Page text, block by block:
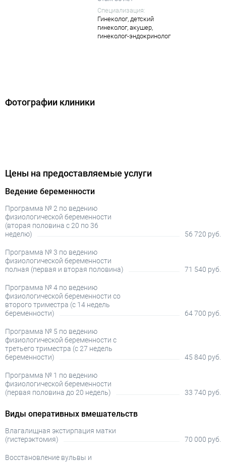
Специализация:
Гинеколог, детский
гинеколог, акушер,
гинеколог-эндокринолог
Фотографии клиники
Цены на предоставляемые услуги
Ведение беременности
Программа № 2 по ведению
физиологической беременности
(вторая половина с 20 по 36
неделю)
56 720 руб.
Программа № 3 по ведению
физиологической беременности
полная (первая и вторая половина)
71 540 руб.
Программа № 4 по ведению
физиологической беременности со
второго триместра (с 14 недель
беременности)
64 700 руб.
Программа № 5 по ведению
физиологической беременности с
третьего триместра (с 27 недель
беременности)
45 840 руб.
Программа № 1 по ведению
физиологической беременности
(первая половина до 20 недель)
33 740 руб.
Виды оперативных вмешательств
Влагалищная экстирпация матки
(гистерэктомия)
70 000 руб.
Восстановление вульвы и